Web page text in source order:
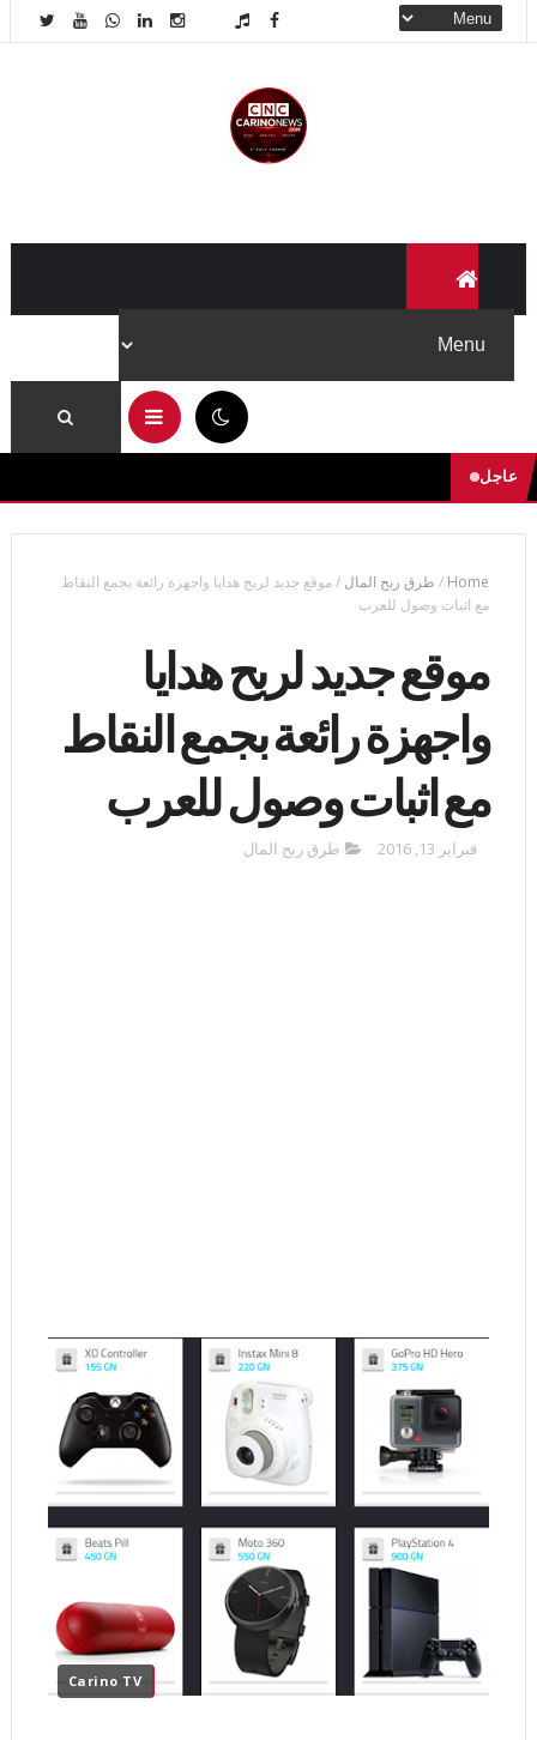
عاجل
Home
/ طرق ربح المال /موقع جديد لربح هدايا واجهزة رائعة بجمع النقاط
مع اثبات وصول للعرب
موقع جديد لربح هدايا
واجهزة رائعة بجمع النقاط
مع اثبات وصول للعرب
فبراير 13, 2016 طرق ربح المال
Carino TV